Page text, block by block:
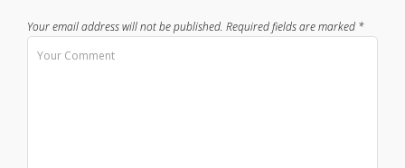
Your email address will not be published. Required fields are marked *